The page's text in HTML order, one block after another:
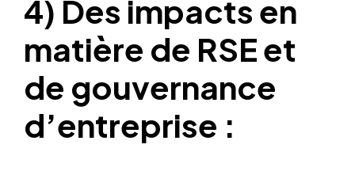
4) Des impacts en
matière de RSE et
de gouvernance
d’entreprise :